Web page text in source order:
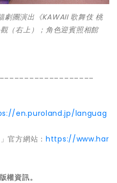
團演出《KAWAII 歌舞伎 桃
（右上）；角色迎賓照相館
en.puroland.jp/languag
官方網站： https://www.har
權資訊。